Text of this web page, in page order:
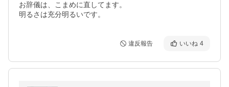
お辞儀は、こまめに直してます。
明るさは充分明るいです。
違反報告 いいね 4